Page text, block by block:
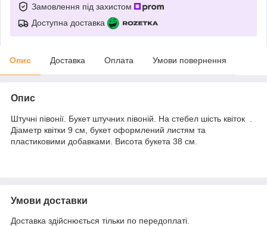
Замовлення під захистом
Доступна доставка
Опис Доставка Оплата Умови повернення
Опис
Штучні півонії. Букет штучних півоній. На стебел шість квіток .
Діаметр квітки 9 см, букет оформлений листям та
пластиковими добавками. Висота букета 38 см.
Умови доставки
Доставка здійснюється тільки по передоплаті.